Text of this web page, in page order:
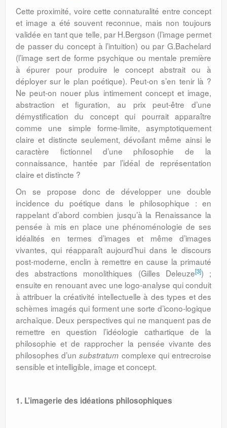
Cette proximité, voire cette connaturalité entre concept
et image a été souvent reconnue, mais non toujours
validée en tant que telle, par H.Bergson (l’image permet
de passer du concept à l’intuition) ou par G.Bachelard
(l’image sert de forme psychique ou mentale première
à épurer pour produire le concept abstrait ou à
déployer sur le plan poétique). Peut-on s’en tenir là ?
Ne peut-on nouer plus intimement concept et image,
abstraction et figuration, au prix peut-être d’une
démystification du concept qui pourrait apparaître
comme une simple forme-limite, asymptotiquement
claire et distincte seulement, dévoilant même ainsi le
caractère fictionnel d’une philosophie de la
connaissance, hantée par l’idéal de représentation
claire et distincte ?
On se propose donc de développer une double
incidence du poétique dans le philosophique : en
rappelant d’abord combien jusqu’à la Renaissance la
pensée à mis en place une phénoménologie de ses
idéalités en termes d’images et même d’images
vivantes, qui réapparaît aujourd’hui dans le discours
post-moderne, enclin à remettre en cause la primauté
des abstractions monolithiques (Gilles Deleuze[3]) ;
ensuite en renouant avec une logo-analyse qui conduit
à attribuer la créativité intellectuelle à des types et des
schèmes imagés qui forment une sorte d’icono-logique
archaïque. Deux perspectives qui ne manquent pas de
remettre en question l’idéologie cathartique de la
philosophie et de rapprocher la pensée vivante des
philosophes d’unsubstratum complexe qui entrecroise
sensible et intelligible, image et concept.
1. L’imagerie des idéations philosophiques